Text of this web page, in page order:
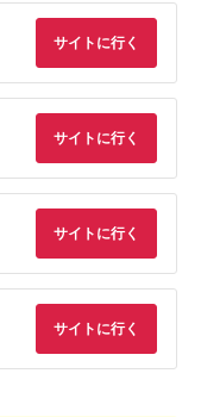
サイトに行く
サイトに行く
サイトに行く
サイトに行く